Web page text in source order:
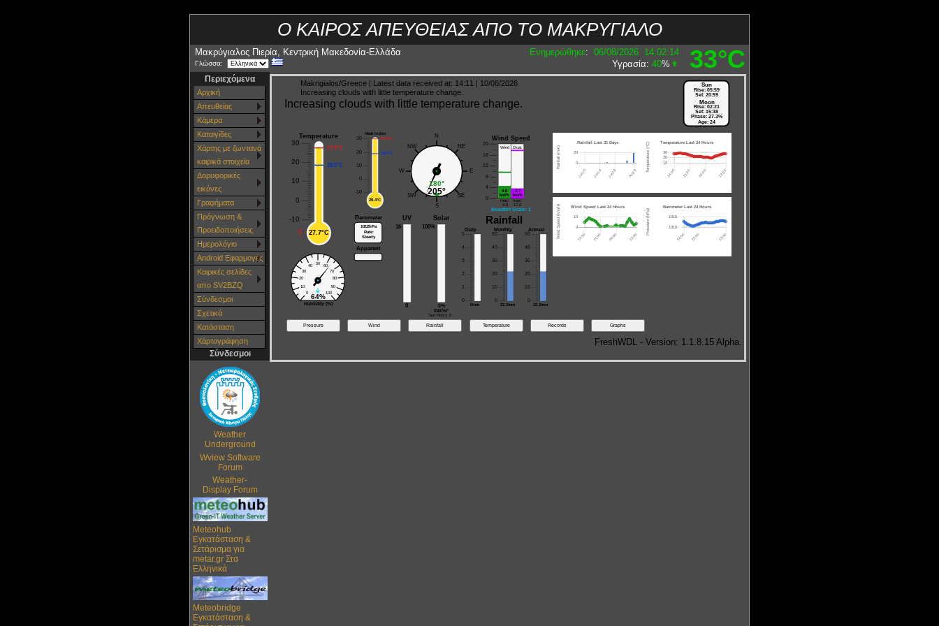
Ο ΚΑΙΡΟΣ ΑΠΕΥΘΕΙΑΣ ΑΠΟ ΤΟ ΜΑΚΡΥΓΙΑΛΟ
33°C
Μακρύγιαλος Πιερία, Κεντρική Μακεδονία-Ελλάδα
Γλώσσα:
Ενημερώθηκε: 06/08/2026 14:02:14
Υγρασία: 40%
Περιεχόμενα
Αρχική
Απευθείας
Κάμερα
Καταιγίδες
Χάρτης με ζωντανά
καιρικά στοιχεία
Δορυφορικές
εικόνες
Γραφήματα
Πρόγνωση &
Προειδοποιήσεις
Ημερολόγιο
Android Εφαρμογές
Καιρικές σελίδες
απο SV2BZQ
Σύνδεσμοι
Σχετικά
Κατάσταση
Χάρτoγράφηση
Σύνδεσμοι
Weather
Underground
Wview Software
Forum
Weather-
Display Forum
Meteohub
Εγκατάσταση &
Σετάρισμα για
metar.gr Στα
Ελληνικά
Meteobridge
Εγκατάσταση &